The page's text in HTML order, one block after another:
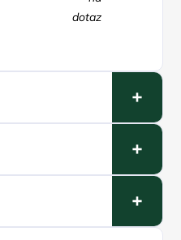
dotaz